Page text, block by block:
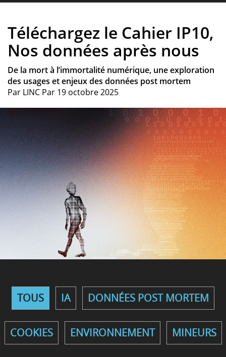
Téléchargez le Cahier IP10,
Nos données après nous
De la mort à l’immortalité numérique, une exploration
des usages et enjeux des données post mortem
Par LINC Par 19 octobre 2025
TOUS IA DONNÉES POST MORTEM
COOKIES ENVIRONNEMENT MINEURS